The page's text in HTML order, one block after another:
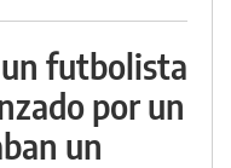
futbolista
por un
un